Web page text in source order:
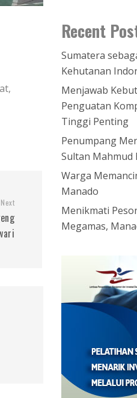
Next
Recent
Sumatera
Kehutanan
Menjawab
Penguatan
Tinggi Penting
Penumpang
Sultan Mahmud
Warga
Manado
Menikmati
Megamas,